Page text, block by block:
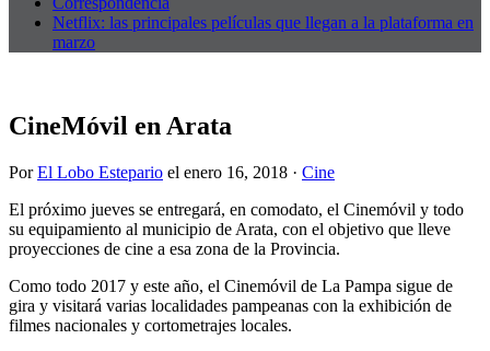
Netflix: las principales películas que llegan a la plataforma en
marzo
CineMóvil en Arata
PorEl Lobo Estepario el enero 16, 2018 · Cine
El próximo jueves se entregará, en comodato, el Cinemóvil y todo
su equipamiento al municipio de Arata, con el objetivo que lleve
proyecciones de cine a esa zona de la Provincia.
Como todo 2017 y este año, el Cinemóvil de La Pampa sigue de
gira y visitará varias localidades pampeanas con la exhibición de
filmes nacionales y cortometrajes locales.